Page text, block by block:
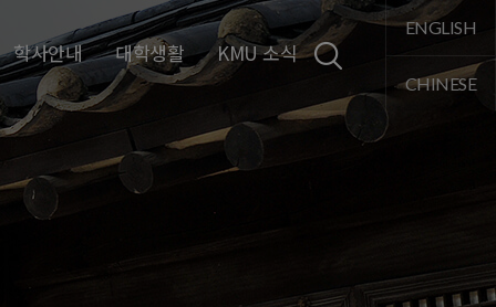
학사안내 대학생활 KMU 소식
통합검색
ENGLISH
CHINESE